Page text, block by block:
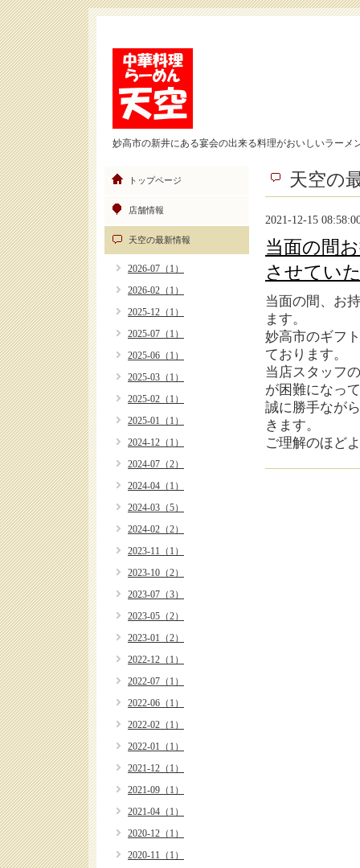
妙高市の新井にある宴会の出来る料理がおいしいラーメ
天空の
2021-12-15
当面の間
させてい
当面の間、お
ます。
妙高市のギフ
ております。
当店スタッフ
が困難になっ
誠に勝手なが
きます。
ご理解のほど
トップページ
店舗情報
天空の最新情報
2026-07（1）
2026-02（1）
2025-12（1）
2025-07（1）
2025-06（1）
2025-03（1）
2025-02（1）
2025-01（1）
2024-12（1）
2024-07（2）
2024-04（1）
2024-03（5）
2024-02（2）
2023-11（1）
2023-10（2）
2023-07（3）
2023-05（2）
2023-01（2）
2022-12（1）
2022-07（1）
2022-06（1）
2022-02（1）
2022-01（1）
2021-12（1）
2021-09（1）
2021-04（1）
2020-12（1）
2020-11（1）